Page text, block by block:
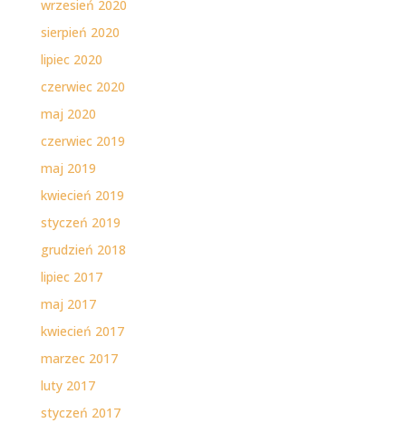
wrzesień 2020
sierpień 2020
lipiec 2020
czerwiec 2020
maj 2020
czerwiec 2019
maj 2019
kwiecień 2019
styczeń 2019
grudzień 2018
lipiec 2017
maj 2017
kwiecień 2017
marzec 2017
luty 2017
styczeń 2017